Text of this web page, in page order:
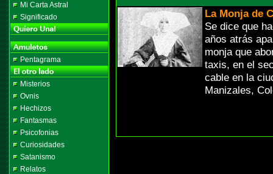
Mi Carta Astral
Significado
Pentagrama
Misterios
Ovnis
Hechizos
Fantasmas
Psicofonias
Curiosidades
Satanismo
Relatos
La Monja de
Se dice que
años atrás
monja que
taxis, en el
cable en la
Manizales,